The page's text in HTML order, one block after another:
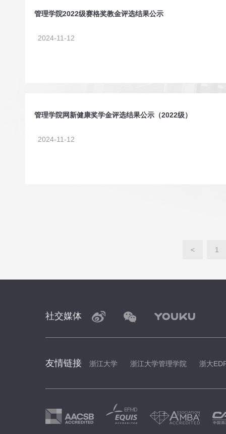
管理学院2022级赛格奖教金评选结果公示
2024-11-12
管理学院网新健康奖学金评选结果公示（2022级）
2024-11-12
< 1
社交媒体
友情链接 浙江大学 浙江大学管理学院 浙大